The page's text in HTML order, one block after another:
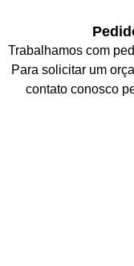
Trabalhamos com
Para solicitar um
contato conosco